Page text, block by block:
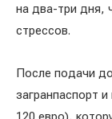
на два-три дня,
стрессов.
После подачи
загранпаспорт